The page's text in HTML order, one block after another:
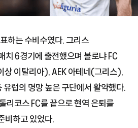
하는 수비수였다. 그리스
치 6경기에 출전했으며 볼로냐 FC
이탈리아), AEK 아테네(그리스),
럽의 명망 높은 구단에서 활약했다.
리코스 FC를 끝으로 현역 은퇴를
비하고 있었다.